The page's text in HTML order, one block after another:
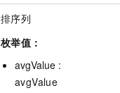
排序列
枚举值：
avgValue :
avgValue